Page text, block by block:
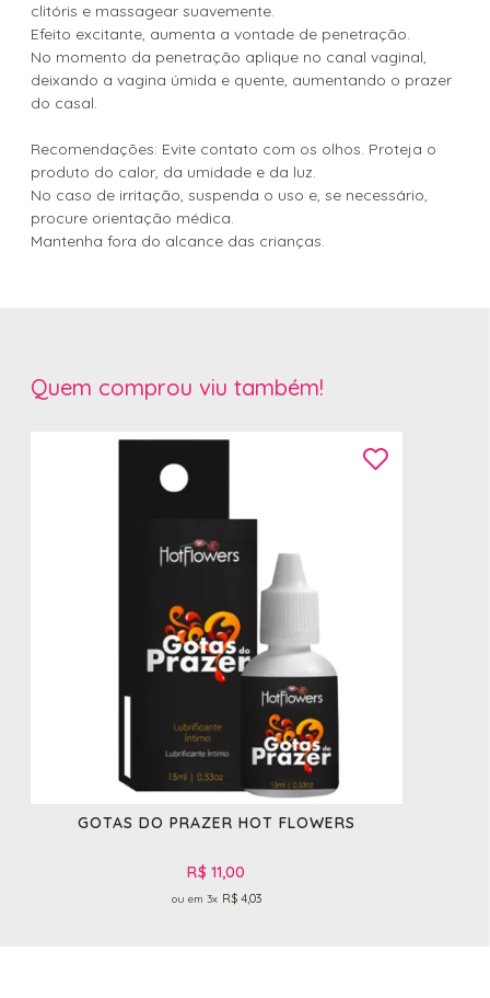
clitóris e massagear suavemente.
Efeito excitante, aumenta a vontade de penetração.
No momento da penetração aplique no canal vaginal,
deixando a vagina úmida e quente, aumentando o prazer
do casal.
Recomendações: Evite contato com os olhos. Proteja o
produto do calor, da umidade e da luz.
No caso de irritação, suspenda o uso e, se necessário,
procure orientação médica.
Mantenha fora do alcance das crianças.
Quem comprou viu também!
GOTAS DO PRAZER HOT FLOWERS
R$ 11,00
3x R$ 4,03